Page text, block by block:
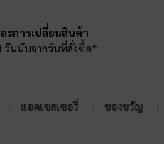
ะการเปลี่ยนสินค้า
วันนับจากวันที่สั่งซื้อ*
แอคเซสเซอรี่ ของขวัญ